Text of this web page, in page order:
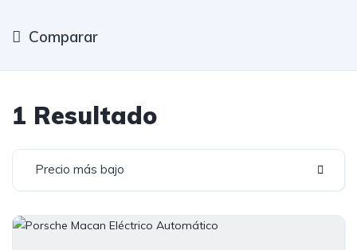
Comparar
1 Resultado
Precio más bajo